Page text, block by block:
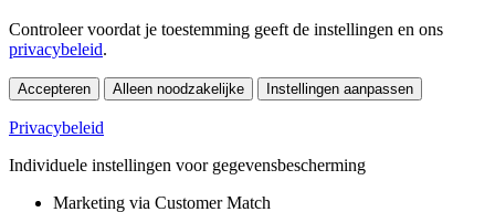
Controleer voordat je toestemming geeft de instellingen en ons
privacybeleid.
Accepteren Alleen noodzakelijke Instellingen aanpassen
Privacybeleid
Individuele instellingen voor gegevensbescherming
Marketing via Customer Match